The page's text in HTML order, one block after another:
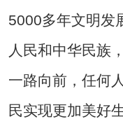
5000多年文明发
人民和中华民族
一路向前，任何
民实现更加美好